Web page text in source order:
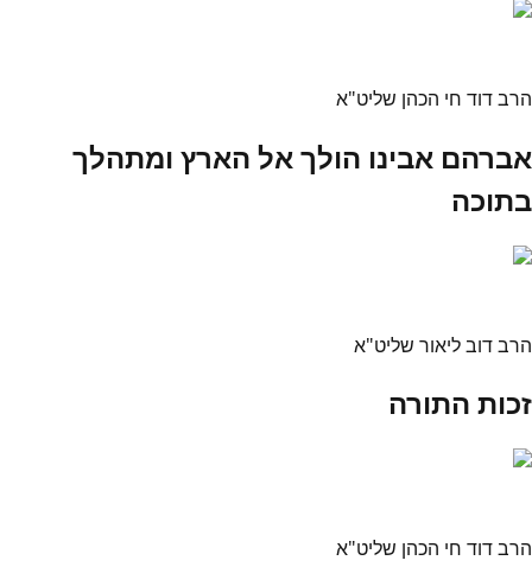
הרב דוד חי הכהן שליט"א
אברהם אבינו הולך אל הארץ ומתהלך
בתוכה
הרב דוב ליאור שליט"א
זכות התורה
הרב דוד חי הכהן שליט"א